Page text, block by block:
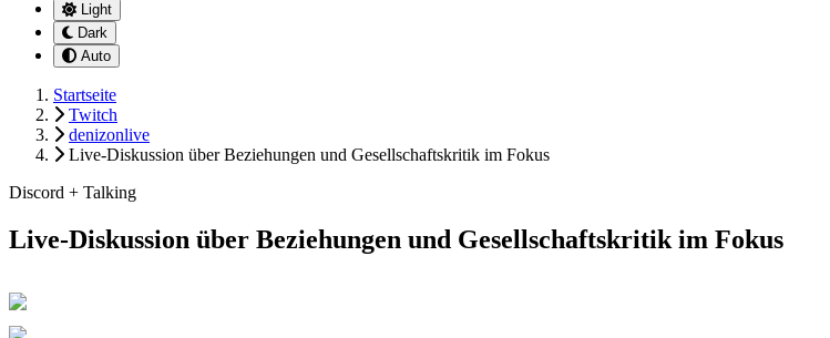
Light
Dark
Auto
Startseite
Twitch
denizonlive
Live-Diskussion über Beziehungen und Gesellschaftskritik im Fokus
Discord + Talking
Live-Diskussion über Beziehungen und Gesellschaftskritik im Fokus